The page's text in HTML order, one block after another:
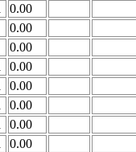
0.00
0.00
0.00
0.00
0.00
0.00
0.00
0.00